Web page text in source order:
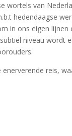
wortels van
hedendaagse
in ons eigen
niveau wordt
reis,